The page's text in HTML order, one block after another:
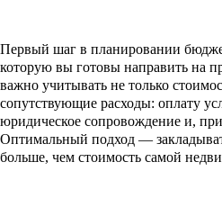
Первый шаг в планировании
которую вы готовы направить на
важно учитывать не только
сопутствующие расходы: оплату
юридическое сопровождение и,
Оптимальный подход —
больше, чем стоимость самой